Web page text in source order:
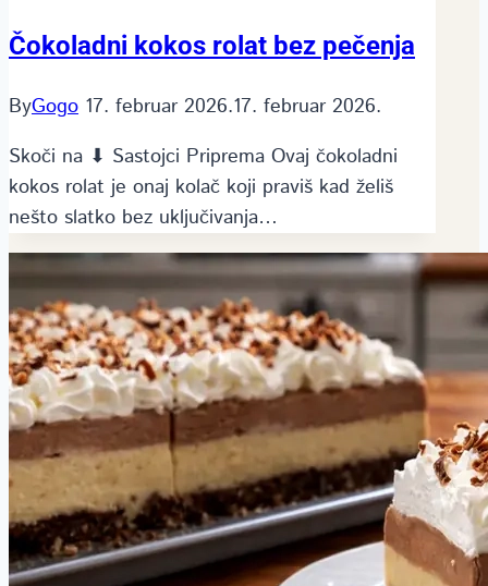
Čokoladni kokos rolat bez pečenja
ByGogo 17. februar 2026.17. februar 2026.
Skoči na ⬇ Sastojci Priprema Ovaj čokoladni
kokos rolat je onaj kolač koji praviš kad želiš
nešto slatko bez uključivanja…